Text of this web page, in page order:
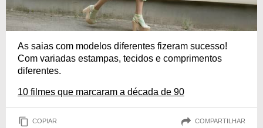
As saias com modelos diferentes fizeram sucesso!
Com variadas estampas, tecidos e comprimentos
diferentes.
10 filmes que marcaram a década de 90
COPIAR COMPARTILHAR